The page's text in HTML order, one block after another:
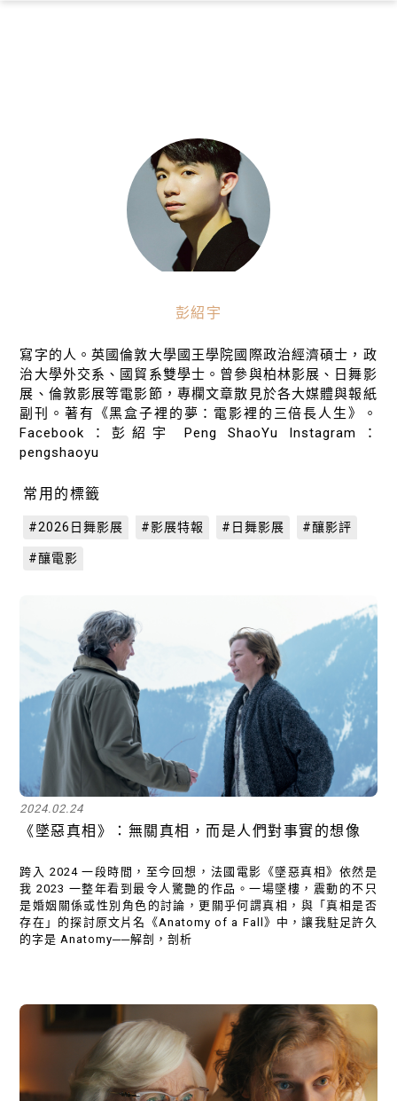
彭紹宇
寫字的人。英國倫敦大學國王學院國際政治經濟碩士，政
治大學外交系、國貿系雙學士。曾參與柏林影展、日舞影
展、倫敦影展等電影節，專欄文章散見於各大媒體與報紙
副刊。著有《黑盒子裡的夢：電影裡的三倍長人生》。
Facebook：彭紹宇 Peng ShaoYu Instagram：
pengshaoyu
常用的標籤
#2026日舞影展 #影展特報 #日舞影展 #釀影評
#釀電影
2024.02.24
《墜惡真相》：無關真相，而是人們對事實的想像
跨入 2024 一段時間，至今回想，法國電影《墜惡真相》依然是
我 2023 一整年看到最令人驚艷的作品。一場墜樓，震動的不只
是婚姻關係或性別角色的討論，更關乎何謂真相，與「真相是否
存在」的探討原文片名《Anatomy of a Fall》中，讓我駐足許久
的字是 Anatomy──解剖，剖析